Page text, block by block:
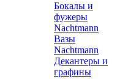
Бокалы и
фужеры
Nachtmann
Вазы
Nachtmann
Декантеры и
графины